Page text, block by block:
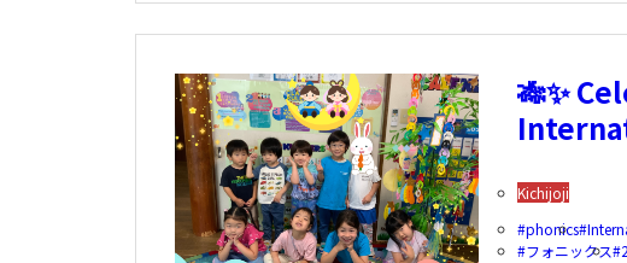
🎋✨
Kichijoji
phonics
フォニックス